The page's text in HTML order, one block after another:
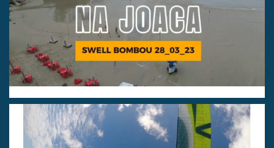
TOW IN NA JOACA! INÍCIO DO
OUTONO